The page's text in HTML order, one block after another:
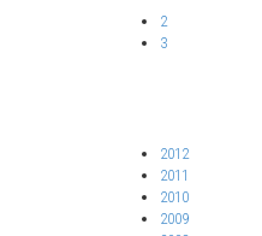
2
3
2012
2011
2010
2009